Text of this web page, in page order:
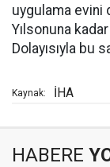
uygulama evini
Yılsonuna
Dolayısıyla bu
Kaynak: İHA
HABERE